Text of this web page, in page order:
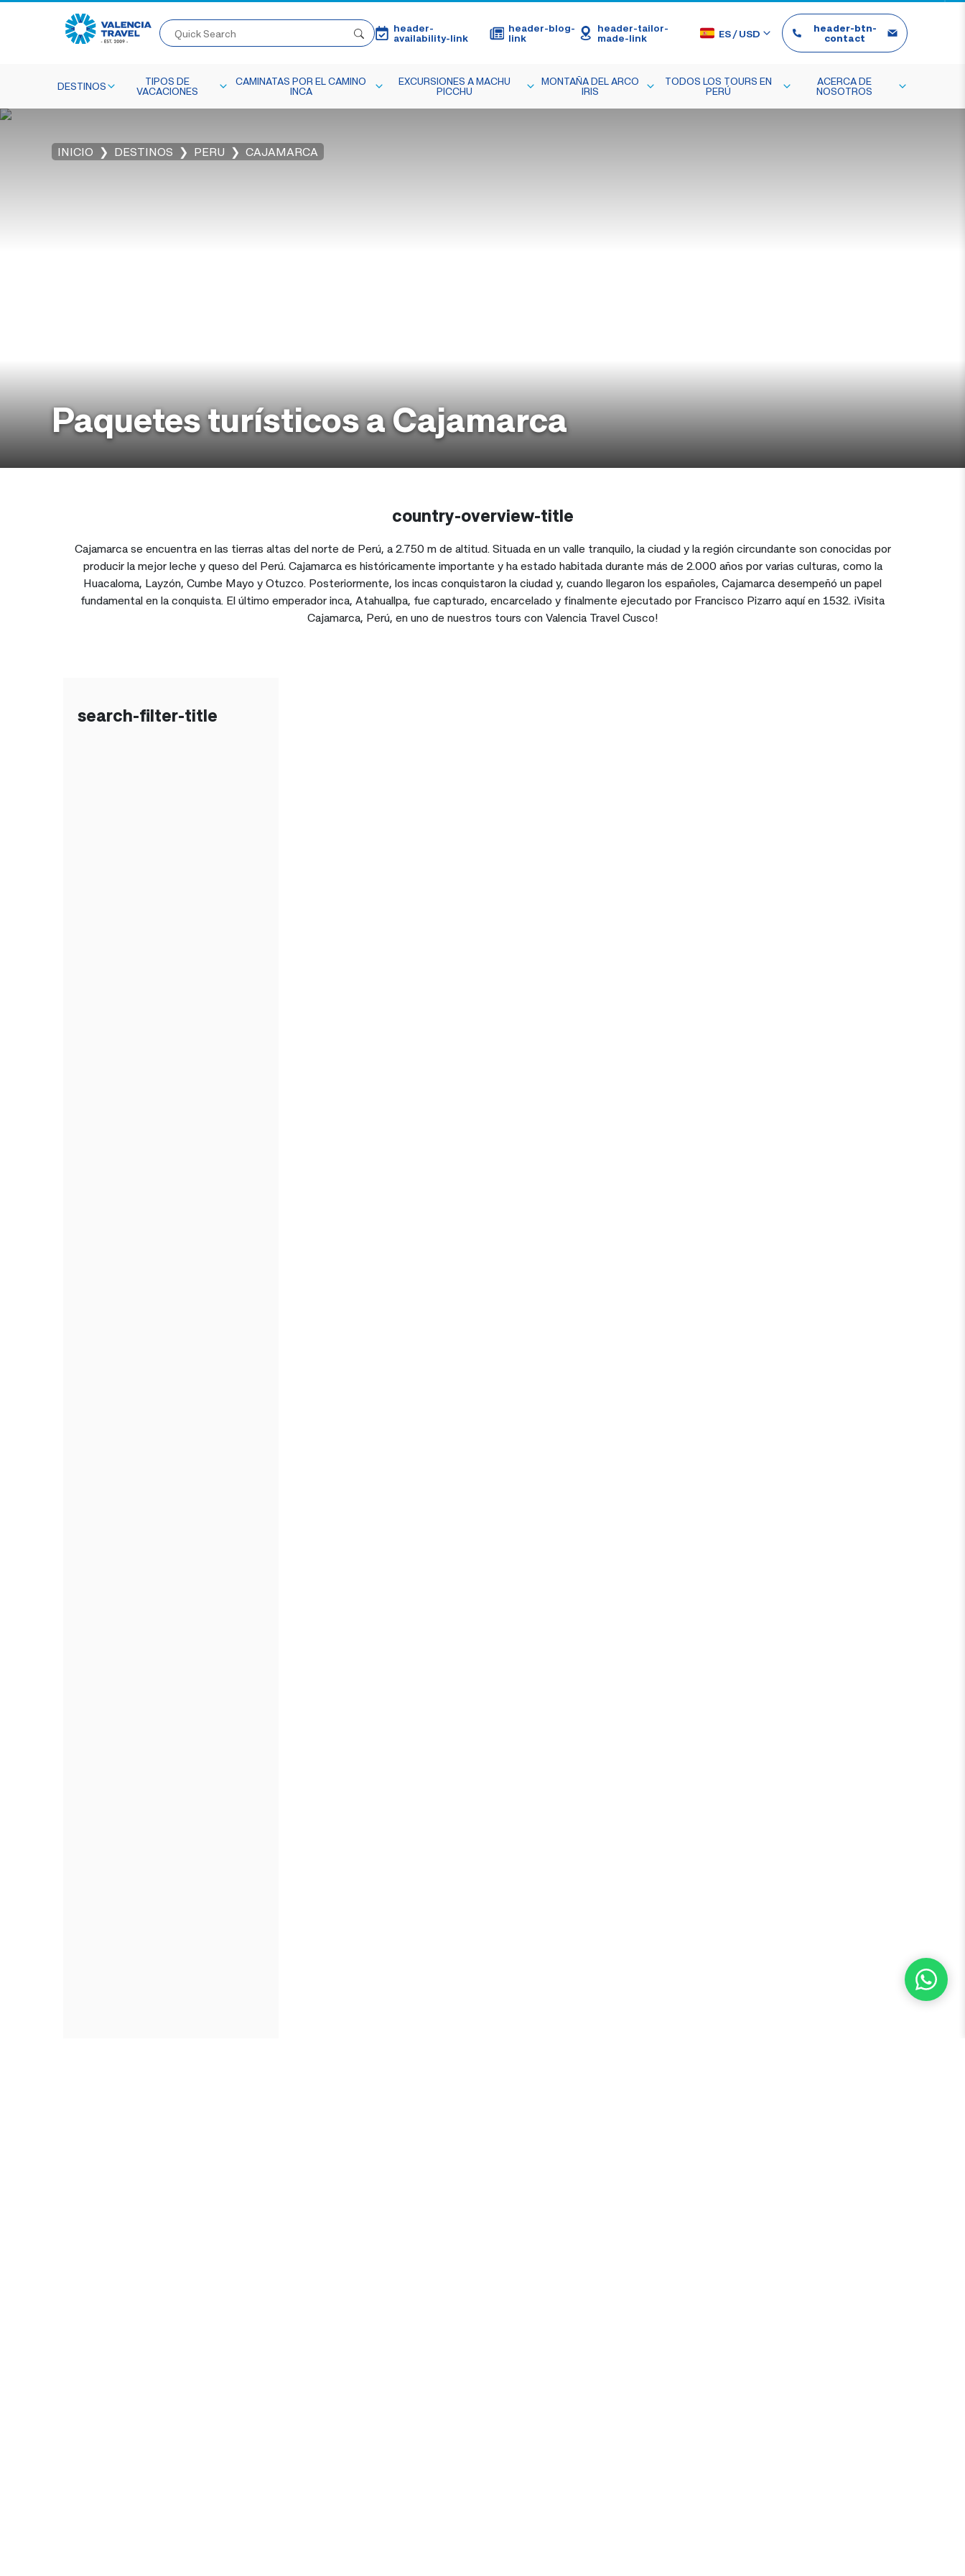
header-
availability-link
header-blog-
link
header-tailor-
made-link
ES/USD
header-btn-
contact
DESTINOS
TIPOS DE
VACACIONES
CAMINATAS POR EL CAMINO
INCA
EXCURSIONES A MACHU
PICCHU
MONTAÑA DEL ARCO
IRIS
TODOS LOS TOURS EN
PERÚ
ACERCA DE
NOSOTROS
INICIO DESTINOS PERU CAJAMARCA
Paquetes turísticos a Cajamarca
country-overview-title
Cajamarca se encuentra en las tierras altas del norte de Perú, a 2.750 m de altitud. Situada en un valle tranquilo, la ciudad y la región circundante son conocidas por
producir la mejor leche y queso del Perú. Cajamarca es históricamente importante y ha estado habitada durante más de 2.000 años por varias culturas, como la
Huacaloma, Layzón, Cumbe Mayo y Otuzco. Posteriormente, los incas conquistaron la ciudad y, cuando llegaron los españoles, Cajamarca desempeñó un papel
fundamental en la conquista. El último emperador inca, Atahuallpa, fue capturado, encarcelado y finalmente ejecutado por Francisco Pizarro aquí en 1532. ¡Visita
Cajamarca, Perú, en uno de nuestros tours con Valencia Travel Cusco!
search-filter-title